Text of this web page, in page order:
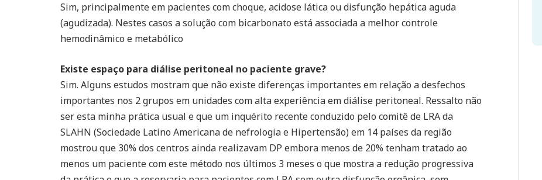
Sim, principalmente em pacientes com choque, acidose lática ou disfunção hepática aguda
(agudizada). Nestes casos a solução com bicarbonato está associada a melhor controle
hemodinâmico e metabólico
Existe espaço para diálise peritoneal no paciente grave?
Sim. Alguns estudos mostram que não existe diferenças importantes em relação a desfechos
importantes nos 2 grupos em unidades com alta experiência em diálise peritoneal. Ressalto não
ser esta minha prática usual e que um inquérito recente conduzido pelo comitê de LRA da
SLAHN (Sociedade Latino Americana de nefrologia e Hipertensão) em 14 países da região
mostrou que 30% dos centros ainda realizavam DP embora menos de 20% tenham tratado ao
menos um paciente com este método nos últimos 3 meses o que mostra a redução progressiva